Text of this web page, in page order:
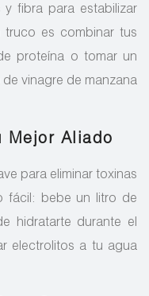
y fibra para estabilizar
es combinar tus
proteína o tomar un
vinagre de manzana
Mejor Aliado
para eliminar toxinas
fácil: bebe un litro de
hidratarte durante el
electrolitos a tu agua